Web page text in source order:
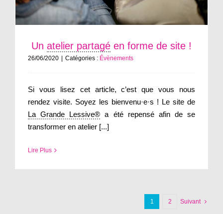
Un atelier partagé en forme de site !
26/06/2020 Catégories : Évènements
Si vous lisez cet article, c’est que vous nous
rendez visite. Soyez les bienvenu·e·s ! Le site de
La Grande Lessive® a été repensé afin de se
transformer en atelier [...]
Lire Plus
1 2 Suivant